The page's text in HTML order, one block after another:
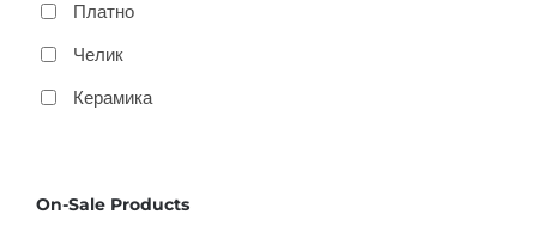
Платно
Челик
Керамика
On-Sale Products